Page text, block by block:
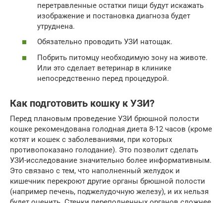
перетравленные остатки пищи будут искажать
изображение и постановка диагноза будет
утруднена.
Обязательно проводить УЗИ натощак.
Побрить питомцу необходимую зону на животе.
Или это сделает ветеринар в клинике
непосредственно перед процедурой.
Как подготовить кошку к УЗИ?
Перед плановым проведение УЗИ брюшной полости
кошке рекомендована голодная диета 8-12 часов (кроме
котят и кошек с заболеваниями, при которых
противопоказано голодание). Это позволит сделать
УЗИ-исследование значительно более информативным.
Это связано с тем, что наполненный желудок и
кишечник перекроют другие органы брюшной полости
(например печень, поджелудочную железу), и их нельзя